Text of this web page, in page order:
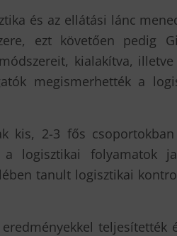
és az ellátási lánc
ezt követően pedig
kialakítva,
megismerhették a
kis, 2-3 fős
a logisztikai folyamatok
tanult logisztikai
teljesítették